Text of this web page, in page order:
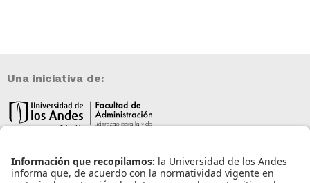
Una iniciativa de: